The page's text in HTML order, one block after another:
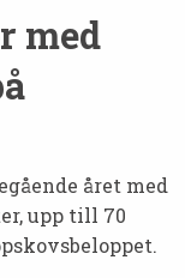
med
året med
upp till 70